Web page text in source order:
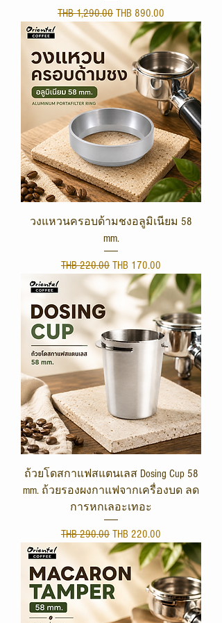
Regular Price
THB 1,290.00 Sale Price
THB 890.00
วงแหวนครอบด้ามชงอลูมิเนียม 58
mm.
Regular Price
THB 220.00 Sale Price
THB 170.00
ถ้วยโดสกาแฟสแตนเลส Dosing Cup 58
mm. ถ้วยรองผงกาแฟจากเครื่องบด ลด
การหกเลอะเทอะ
Regular Price
THB 290.00 Sale Price
THB 220.00